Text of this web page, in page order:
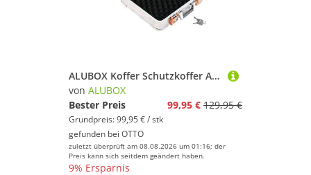
ALUBOX Koffer Schutzkoffer Aluminium Riffelblech, 0 Rollen, mit Schaumstoffpolsterung - mit Zylinderschlössern ausgestattet
von ALUBOX
Bester Preis
99,95 € 129,95 €
Grundpreis: 99,95 € / stk
gefunden bei OTTO
zuletzt überprüft am 08.08.2026 um 01:16; der
Preis kann sich seitdem geändert haben.
9% Ersparnis